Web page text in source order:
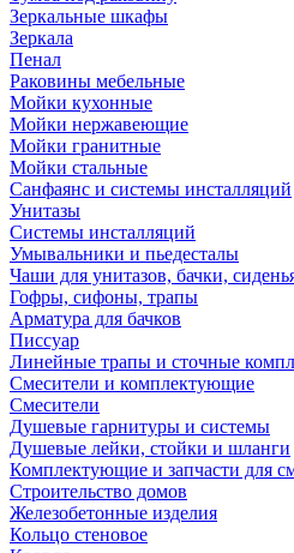
Зеркальные шкафы
Зеркала
Пенал
Раковины мебельные
Мойки кухонные
Мойки нержавеющие
Мойки гранитные
Мойки стальные
Санфаянс и системы инсталляций
Унитазы
Системы инсталляций
Умывальники и пьедесталы
Чаши для унитазов, бачки,
Гофры, сифоны, трапы
Арматура для бачков
Писсуар
Линейные трапы и сточные
Смесители и комплектующие
Смесители
Душевые гарнитуры и системы
Душевые лейки, стойки и шланги
Комплектующие и запчасти для
Строительство домов
Железобетонные изделия
Кольцо стеновое